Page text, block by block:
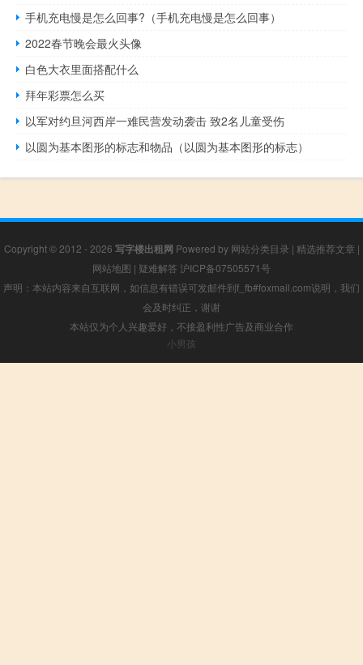
手机充电慢是怎么回事?（手机充电慢是怎么回事）
2022春节晚会最火头像
白色大衣里面搭配什么
拜年彩票怎么买
以军对约旦河西岸一难民营发动袭击 致2名儿童受伤
以圆为基本图形的标志和物品（以圆为基本图形的标志）
Copyright © 2012 - 2026 写字楼出租网 Powered by 网站分类目录 | 精选推荐文章 |
网站地图 | 疑难解答 沪ICP备07505571号
声明：本站内容来自互联网，如信息有错误可发邮件到f_fb#foxmail.com说明，我们
会及时纠正，谢谢
本站仅为个人兴趣爱好，不接盈利性广告及商业合作
小男孩